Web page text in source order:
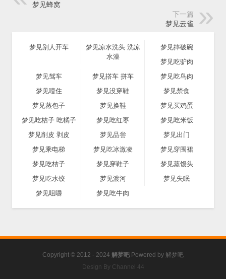
梦见蜂窝
下一篇
梦见云雀
梦见别人开车
梦见凉水洗头 洗凉
水澡
梦见摔破碗
梦见吃驴肉
梦见驾车
梦见撘车 拼车
梦见吃鸟肉
梦见噎住
梦见没穿鞋
梦见禁食
梦见蒸包子
梦见换鞋
梦见买鸡蛋
梦见吃桔子 吃橘子
梦见吃红枣
梦见吃米饭
梦见削皮 剥皮
梦见品尝
梦见出门
梦见乘电梯
梦见吃冰激凌
梦见穿围裙
梦见吃桔子
梦见穿鞋子
梦见蒸馒头
梦见吃水饺
梦见渡河
梦见失眠
梦见咀嚼
梦见吃牛肉
Copyright © 2012 - 2024 解梦吧 Powered by 解梦吧
Design By Channel 44